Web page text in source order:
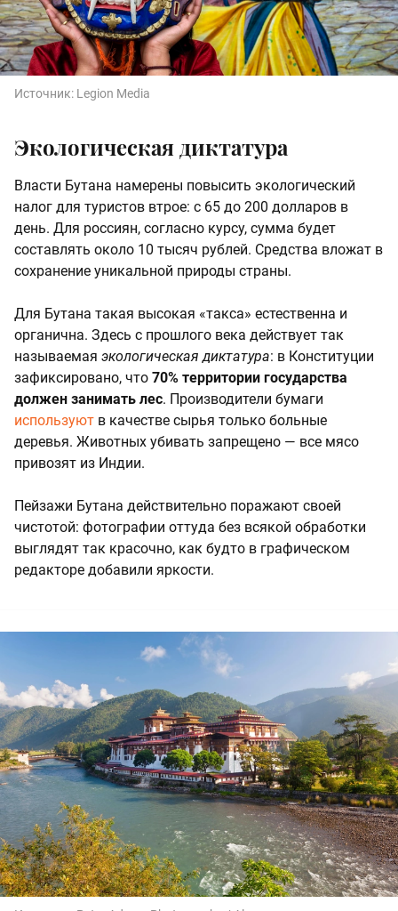
Источник: Legion Media
Экологическая диктатура
Власти Бутана намерены повысить экологический
налог для туристов втрое: с 65 до 200 долларов в
день. Для россиян, согласно курсу, сумма будет
составлять около 10 тысяч рублей. Средства вложат в
сохранение уникальной природы страны.
Для Бутана такая высокая «такса» естественна и
органична. Здесь с прошлого века действует так
называемая экологическая диктатура: в Конституции
зафиксировано, что 70% территории государства
должен занимать лес. Производители бумаги
используют в качестве сырья только больные
деревья. Животных убивать запрещено — все мясо
привозят из Индии.
Пейзажи Бутана действительно поражают своей
чистотой: фотографии оттуда без всякой обработки
выглядят так красочно, как будто в графическом
редакторе добавили яркости.